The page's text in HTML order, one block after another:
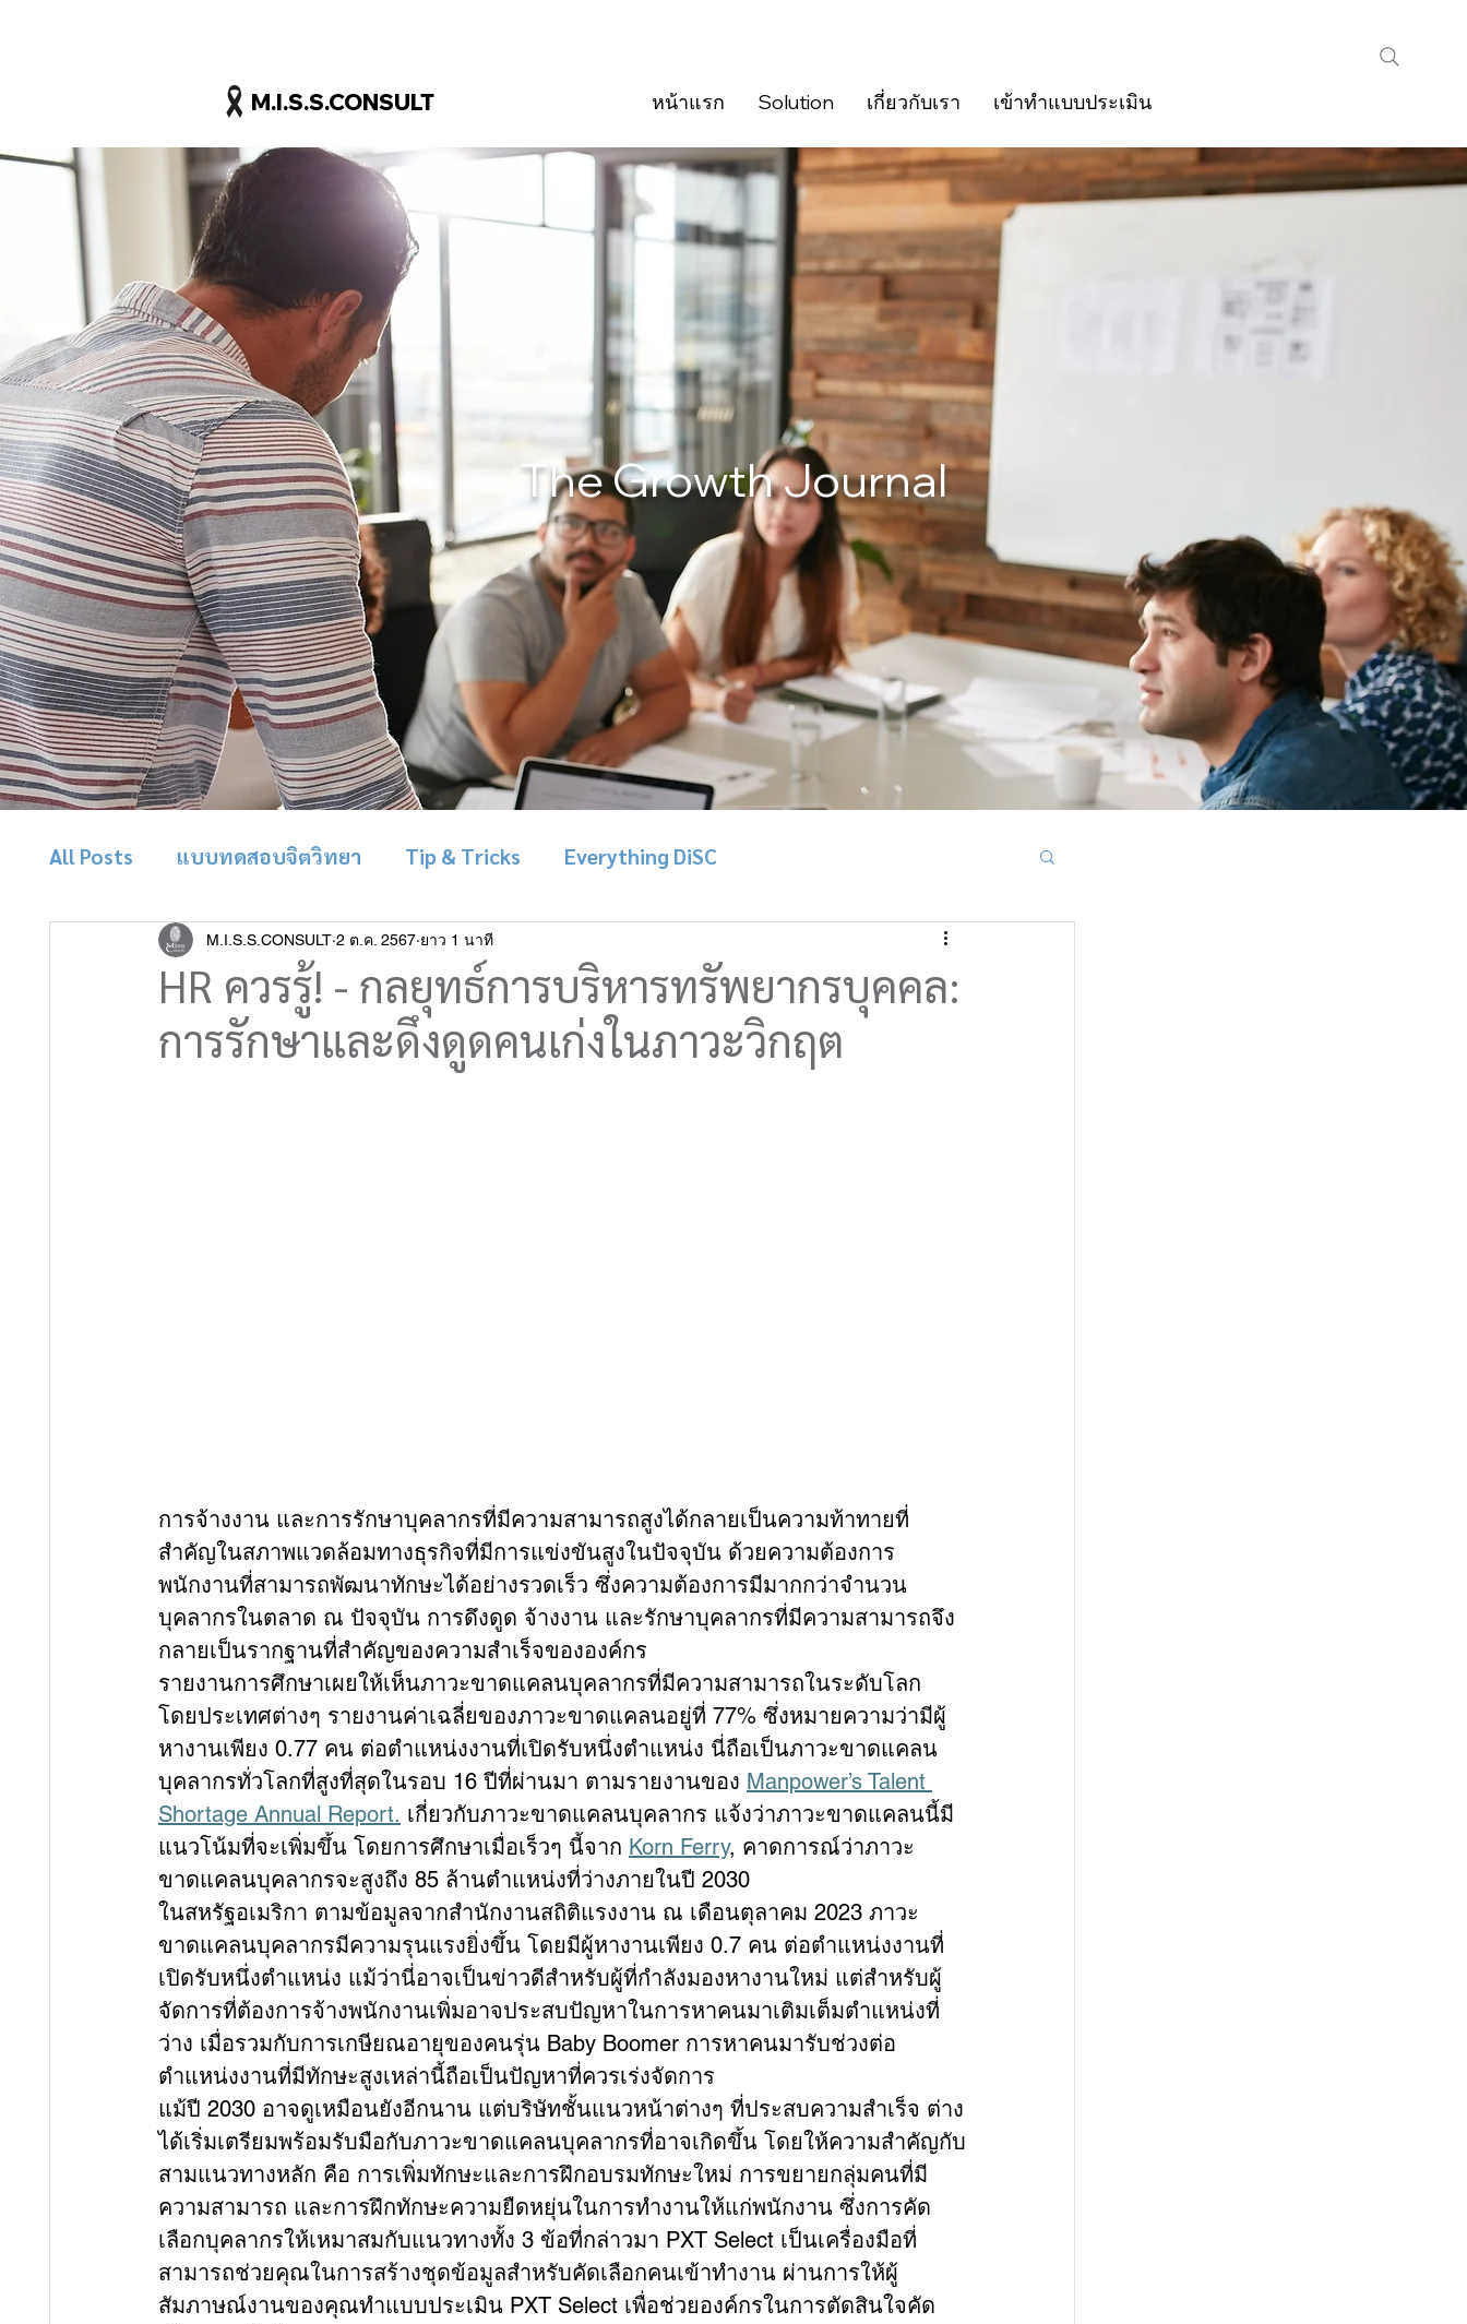
M.I.S.S.CONSULT หน้าแรก Solution เกี่ยวกับเรา เข้าทำแบบประเมิน
The Growth Journal
All Posts แบบทดสอบจิตวิทยา Tip & Tricks Everything DiSC
HR ควรรู้! - กลยุทธ์การบริหารทรัพยากรบุคคล:
การรักษาและดึงดูดคนเก่งในภาวะวิกฤต
M.I.S.S.CONSULT 2 ต.ค. 2567 ยาว 1 นาที
การจ้างงาน และการรักษาบุคลากรที่มีความสามารถสูงได้กลายเป็นความท้าทายที่
สำคัญในสภาพแวดล้อมทางธุรกิจที่มีการแข่งขันสูงในปัจจุบัน ด้วยความต้องการ
พนักงานที่สามารถพัฒนาทักษะได้อย่างรวดเร็ว ซึ่งความต้องการมีมากกว่าจำนวน
บุคลากรในตลาด ณ ปัจจุบัน การดึงดูด จ้างงาน และรักษาบุคลากรที่มีความสามารถจึง
กลายเป็นรากฐานที่สำคัญของความสำเร็จขององค์กร
รายงานการศึกษาเผยให้เห็นภาวะขาดแคลนบุคลากรที่มีความสามารถในระดับโลก
โดยประเทศต่างๆ รายงานค่าเฉลี่ยของภาวะขาดแคลนอยู่ที่ 77% ซึ่งหมายความว่ามีผู้
หางานเพียง 0.77 คน ต่อตำแหน่งงานที่เปิดรับหนึ่งตำแหน่ง นี่ถือเป็นภาวะขาดแคลน
บุคลากรทั่วโลกที่สูงที่สุดในรอบ 16 ปีที่ผ่านมา ตามรายงานของ Manpower’s Talent
Shortage Annual Report. เกี่ยวกับภาวะขาดแคลนบุคลากร แจ้งว่าภาวะขาดแคลนนี้มี
แนวโน้มที่จะเพิ่มขึ้น โดยการศึกษาเมื่อเร็วๆ นี้จาก Korn Ferry, คาดการณ์ว่าภาวะ
ขาดแคลนบุคลากรจะสูงถึง 85 ล้านตำแหน่งที่ว่างภายในปี 2030
ในสหรัฐอเมริกา ตามข้อมูลจากสำนักงานสถิติแรงงาน ณ เดือนตุลาคม 2023 ภาวะ
ขาดแคลนบุคลากรมีความรุนแรงยิ่งขึ้น โดยมีผู้หางานเพียง 0.7 คน ต่อตำแหน่งงานที่
เปิดรับหนึ่งตำแหน่ง แม้ว่านี่อาจเป็นข่าวดีสำหรับผู้ที่กำลังมองหางานใหม่ แต่สำหรับผู้
จัดการที่ต้องการจ้างพนักงานเพิ่มอาจประสบปัญหาในการหาคนมาเติมเต็มตำแหน่งที่
ว่าง เมื่อรวมกับการเกษียณอายุของคนรุ่น Baby Boomer การหาคนมารับช่วงต่อ
ตำแหน่งงานที่มีทักษะสูงเหล่านี้ถือเป็นปัญหาที่ควรเร่งจัดการ
แม้ปี 2030 อาจดูเหมือนยังอีกนาน แต่บริษัทชั้นแนวหน้าต่างๆ ที่ประสบความสำเร็จ ต่าง
ได้เริ่มเตรียมพร้อมรับมือกับภาวะขาดแคลนบุคลากรที่อาจเกิดขึ้น โดยให้ความสำคัญกับ
สามแนวทางหลัก คือ การเพิ่มทักษะและการฝึกอบรมทักษะใหม่ การขยายกลุ่มคนที่มี
ความสามารถ และการฝึกทักษะความยืดหยุ่นในการทำงานให้แก่พนักงาน ซึ่งการคัด
เลือกบุคลากรให้เหมาสมกับแนวทางทั้ง 3 ข้อที่กล่าวมา PXT Select เป็นเครื่องมือที่
สามารถช่วยคุณในการสร้างชุดข้อมูลสำหรับคัดเลือกคนเข้าทำงาน ผ่านการให้ผู้
สัมภาษณ์งานของคุณทำแบบประเมิน PXT Select เพื่อช่วยองค์กรในการตัดสินใจคัด